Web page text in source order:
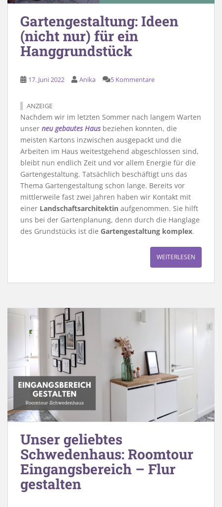
Gartengestaltung: Ideen
(nicht nur) für ein
Hanggrundstück
17. Juni 2022 Anika 5 Kommentare
ANZEIGE
Nachdem wir im letzten Sommer nach langem Warten
unser neu gebautes Hausbeziehen konnten, die
meisten Kartons inzwischen ausgepackt und die
Arbeiten im Haus weitestgehend abgeschlossen sind,
bleibt nun endlich Zeit und vor allem Energie für die
Gartengestaltung. Tatsächlich beschäftigt uns das
Thema Gartengestaltung schon lange. Bereits vor
mittlerweile fast zwei Jahren haben wir Kontakt mit
einer Landschaftsarchitektin aufgenommen. Sie hilft
uns bei der Gartenplanung, denn durch die Hanglage
des Grundstücks ist die Gartengestaltung komplex.
WEITERLESEN
Unser geliebtes
Schwedenhaus: Roomtour
Eingangsbereich – Flur
gestalten